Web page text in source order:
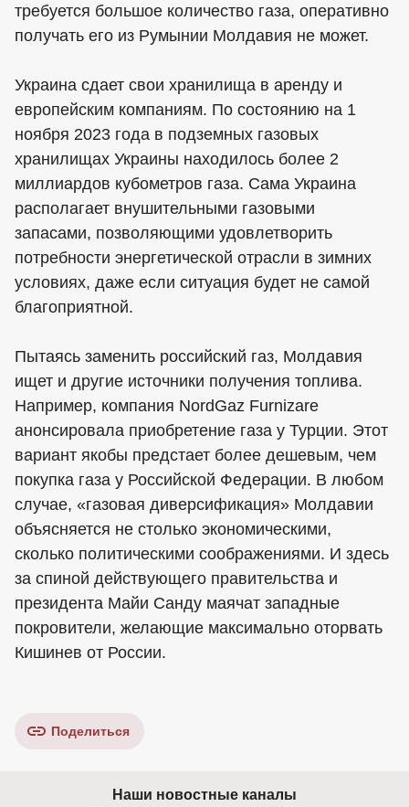
требуется большое количество газа, оперативно
получать его из Румынии Молдавия не может.
Украина сдает свои хранилища в аренду и
европейским компаниям. По состоянию на 1
ноября 2023 года в подземных газовых
хранилищах Украины находилось более 2
миллиардов кубометров газа. Сама Украина
располагает внушительными газовыми
запасами, позволяющими удовлетворить
потребности энергетической отрасли в зимних
условиях, даже если ситуация будет не самой
благоприятной.
Пытаясь заменить российский газ, Молдавия
ищет и другие источники получения топлива.
Например, компания NordGaz Furnizare
анонсировала приобретение газа у Турции. Этот
вариант якобы предстает более дешевым, чем
покупка газа у Российской Федерации. В любом
случае, «газовая диверсификация» Молдавии
объясняется не столько экономическими,
сколько политическими соображениями. И здесь
за спиной действующего правительства и
президента Майи Санду маячат западные
покровители, желающие максимально оторвать
Кишинев от России.
Поделиться
Наши новостные каналы